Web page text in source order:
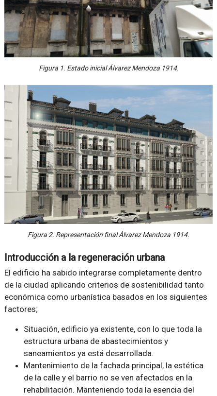
Figura 1. Estado inicial Álvarez Mendoza 1914.
Figura 2. Representación final Álvarez Mendoza 1914.
Introducción a la regeneración urbana
El edificio ha sabido integrarse completamente dentro
de la ciudad aplicando criterios de sostenibilidad tanto
económica como urbanística basados en los siguientes
factores;
Situación, edificio ya existente, con lo que toda la
estructura urbana de abastecimientos y
saneamientos ya está desarrollada.
Mantenimiento de la fachada principal, la estética
de la calle y el barrio no se ven afectados en la
rehabilitación. Manteniendo toda la esencia del